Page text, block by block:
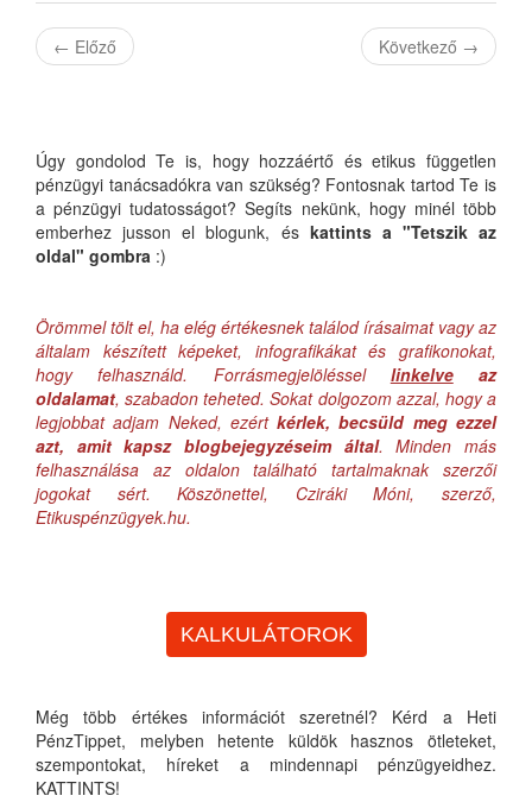
← Előző Következő →
Úgy gondolod Te is, hogy hozzáértő és etikus független
pénzügyi tanácsadókra van szükség? Fontosnak tartod Te is
a pénzügyi tudatosságot? Segíts nekünk, hogy minél több
emberhez jusson el blogunk, és kattints a "Tetszik az
oldal" gombra :)
Örömmel tölt el, ha elég értékesnek találod írásaimat vagy az
általam készített képeket, infografikákat és grafikonokat,
hogy felhasználd. Forrásmegjelöléssel linkelveaz
oldalamat, szabadon teheted. Sokat dolgozom azzal, hogy a
legjobbat adjam Neked, ezértkérlek, becsüld meg ezzel
azt, amit kapsz blogbejegyzéseim által. Minden más
felhasználása az oldalon található tartalmaknak szerzői
jogokat sért. Köszönettel, Cziráki Móni, szerző,
Etikuspénzügyek.hu.
KALKULÁTOROK
Még több értékes információt szeretnél? Kérd a Heti
PénzTippet, melyben hetente küldök hasznos ötleteket,
szempontokat, híreket a mindennapi pénzügyeidhez.
KATTINTS!